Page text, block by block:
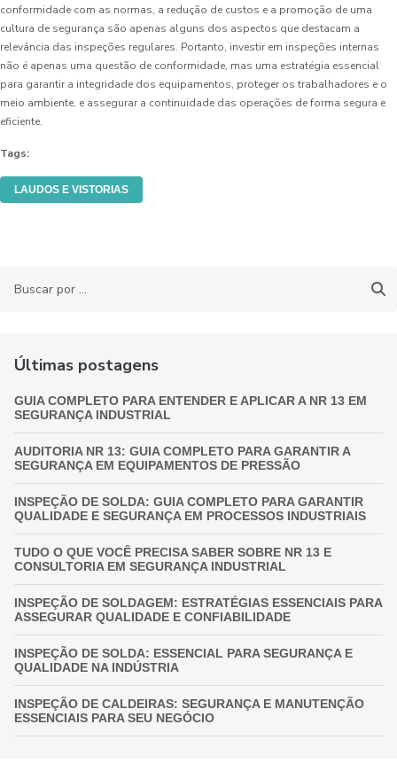
conformidade com as normas, a redução de custos e a promoção de uma
cultura de segurança são apenas alguns dos aspectos que destacam a
relevância das inspeções regulares. Portanto, investir em inspeções internas
não é apenas uma questão de conformidade, mas uma estratégia essencial
para garantir a integridade dos equipamentos, proteger os trabalhadores e o
meio ambiente, e assegurar a continuidade das operações de forma segura e
eficiente.
Tags:
LAUDOS E VISTORIAS
Últimas postagens
GUIA COMPLETO PARA ENTENDER E APLICAR A NR 13 EM
SEGURANÇA INDUSTRIAL
AUDITORIA NR 13: GUIA COMPLETO PARA GARANTIR A
SEGURANÇA EM EQUIPAMENTOS DE PRESSÃO
INSPEÇÃO DE SOLDA: GUIA COMPLETO PARA GARANTIR
QUALIDADE E SEGURANÇA EM PROCESSOS INDUSTRIAIS
TUDO O QUE VOCÊ PRECISA SABER SOBRE NR 13 E
CONSULTORIA EM SEGURANÇA INDUSTRIAL
INSPEÇÃO DE SOLDAGEM: ESTRATÉGIAS ESSENCIAIS PARA
ASSEGURAR QUALIDADE E CONFIABILIDADE
INSPEÇÃO DE SOLDA: ESSENCIAL PARA SEGURANÇA E
QUALIDADE NA INDÚSTRIA
INSPEÇÃO DE CALDEIRAS: SEGURANÇA E MANUTENÇÃO
ESSENCIAIS PARA SEU NEGÓCIO